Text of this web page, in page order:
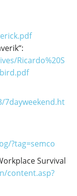
Ricardo%20S
7dayweekend.ht
?tag=semco
Survival
content.asp?